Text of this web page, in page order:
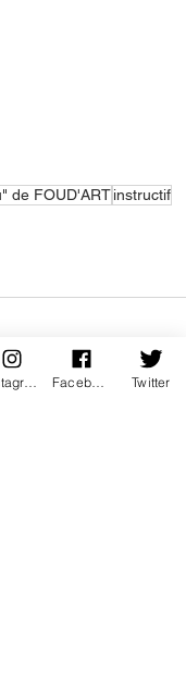
de FOUD'ARTinstructif
Twitter